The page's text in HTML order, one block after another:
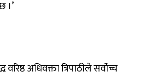
।’
अधिवक्ता त्रिपाठीले सर्वोच्च